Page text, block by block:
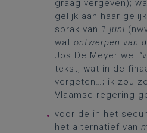
graag vergeven);
gelijk aan haar
sprak van 1 juni
wat ontwerpen van
Jos De Meyer wel
tekst, wat in de
vergeten…; ik zou
Vlaamse regering
voor de in het
het alternatief van